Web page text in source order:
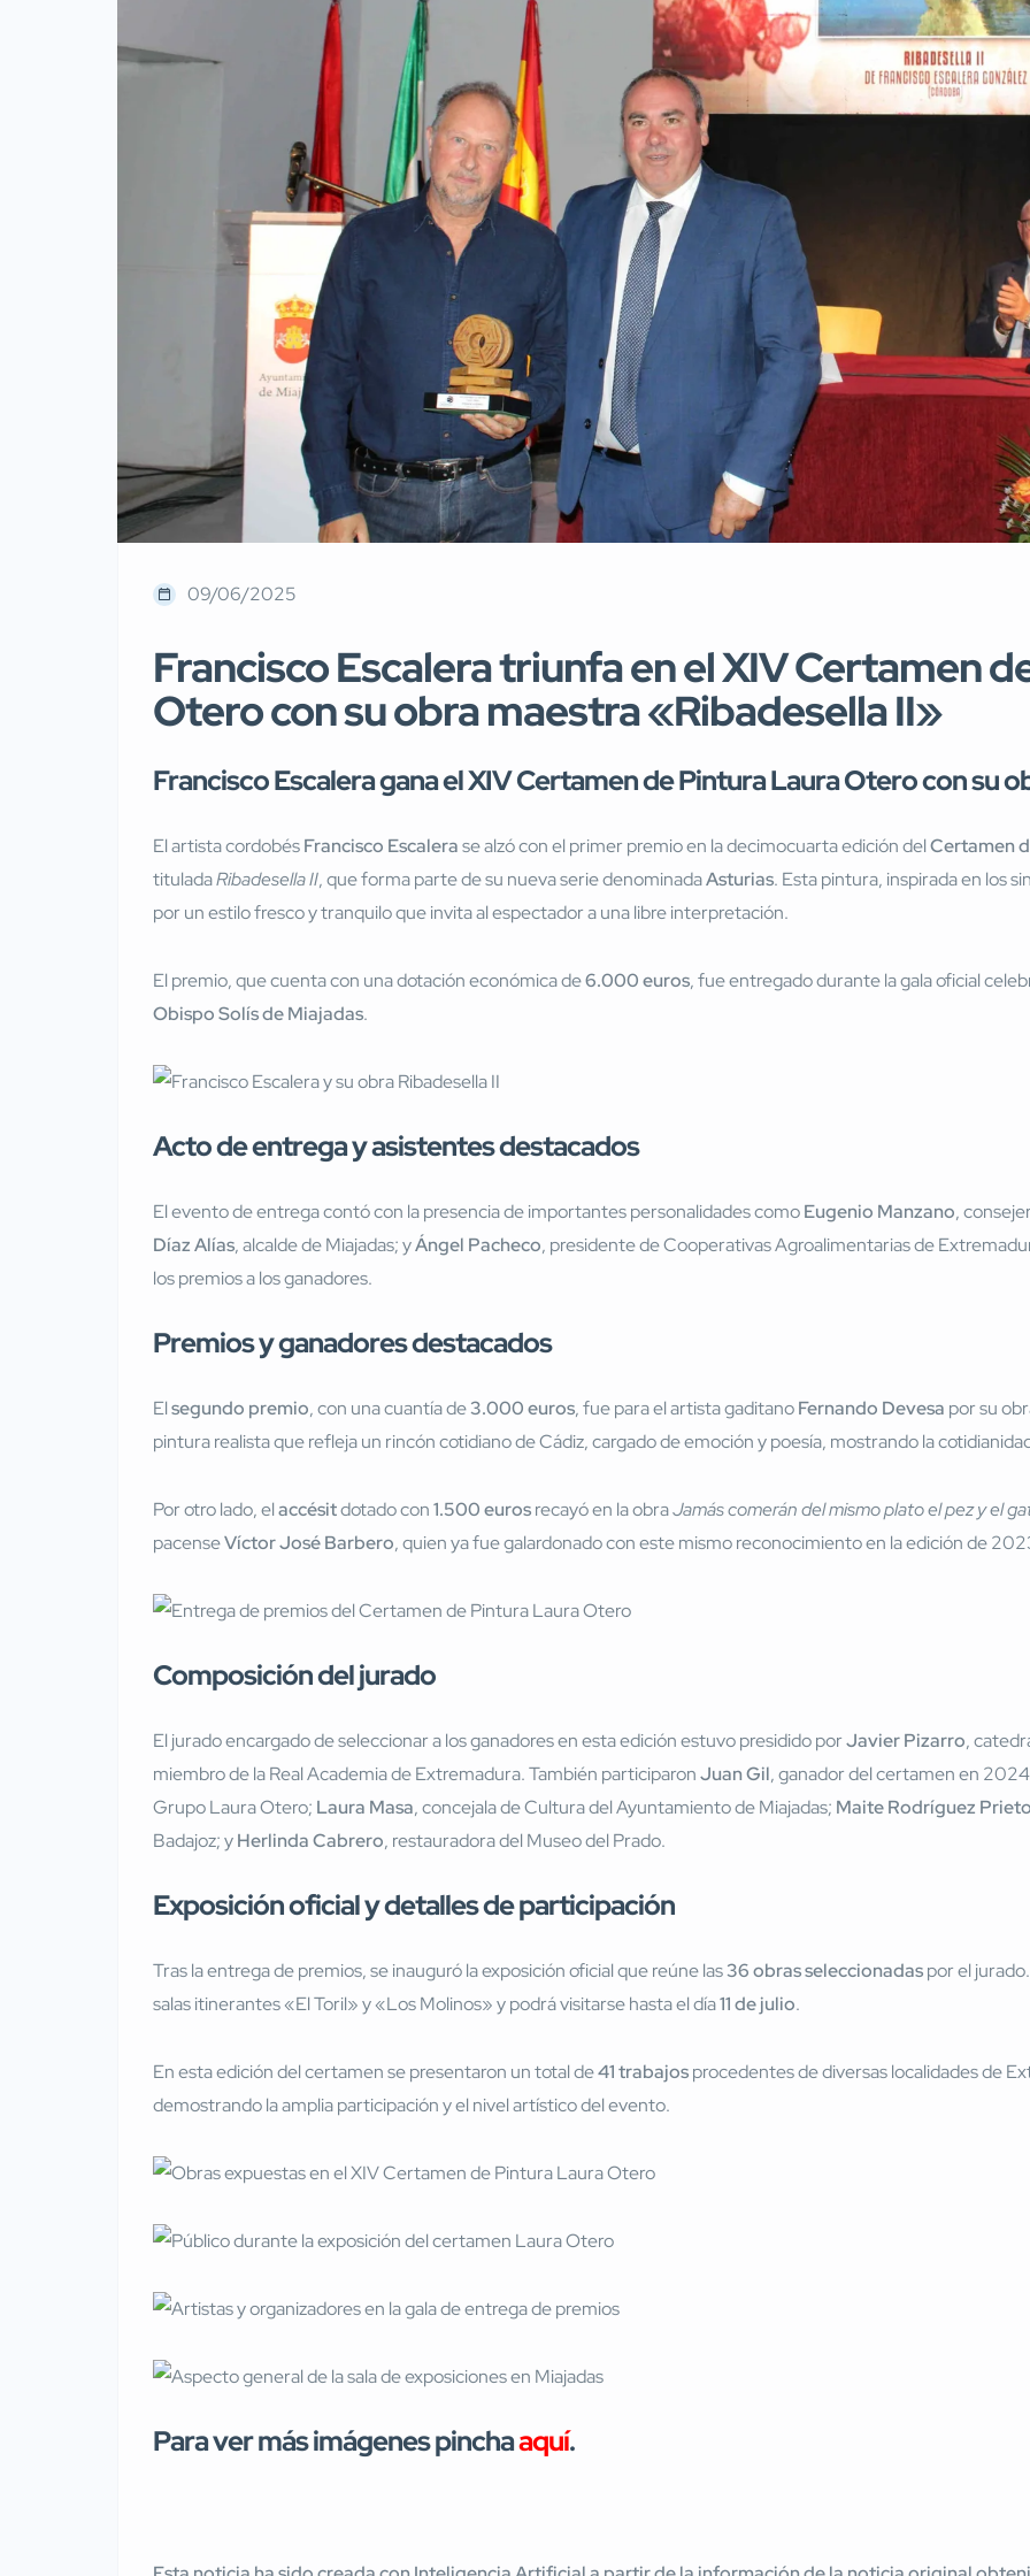
09/06/2025
Francisco Escalera triunfa en el XIV Certamen
Otero con su obra maestra «Ribadesella II»
Francisco Escalera gana el XIV Certamen de Pintura Laura Otero con su
El artista cordobésFrancisco Escalerase alzó con el primer premio en la decimocuarta edición delCertamen
tituladaRibadesella II, que forma parte de su nueva serie denominadaAsturias. Esta pintura, inspirada en los
por un estilo fresco y tranquilo que invita al espectador a una libre interpretación.
El premio, que cuenta con una dotación económica de6.000 euros, fue entregado durante la gala oficial
Obispo Solís de Miajadas.
Acto de entrega y asistentes destacados
El evento de entrega contó con la presencia de importantes personalidades comoEugenio Manzano,
Díaz Alías, alcalde de Miajadas; yÁngel Pacheco, presidente de Cooperativas Agroalimentarias de
los premios a los ganadores.
Premios y ganadores destacados
Elsegundo premio, con una cuantía de3.000 euros, fue para el artista gaditanoFernando Devesa por su
pintura realista que refleja un rincón cotidiano de Cádiz, cargado de emoción y poesía, mostrando la
Por otro lado, elaccésitdotado con1.500 eurosrecayó en la obraJamás comerán del mismo plato el pez y el
pacenseVíctor José Barbero, quien ya fue galardonado con este mismo reconocimiento en la edición de
Composición del jurado
El jurado encargado de seleccionar a los ganadores en esta edición estuvo presidido porJavier Pizarro,
miembro de la Real Academia de Extremadura. También participaronJuan Gil, ganador del certamen en
Grupo Laura Otero; Laura Masa, concejala de Cultura del Ayuntamiento de Miajadas; Maite Rodríguez
Badajoz; yHerlinda Cabrero, restauradora del Museo del Prado.
Exposición oficial y detalles de participación
Tras la entrega de premios, se inauguró la exposición oficial que reúne las36 obras seleccionadaspor el
salas itinerantes «El Toril» y «Los Molinos» y podrá visitarse hasta el día11 de julio.
En esta edición del certamen se presentaron un total de41 trabajosprocedentes de diversas localidades de
demostrando la amplia participación y el nivel artístico del evento.
Para ver más imágenes pinchaaquí.